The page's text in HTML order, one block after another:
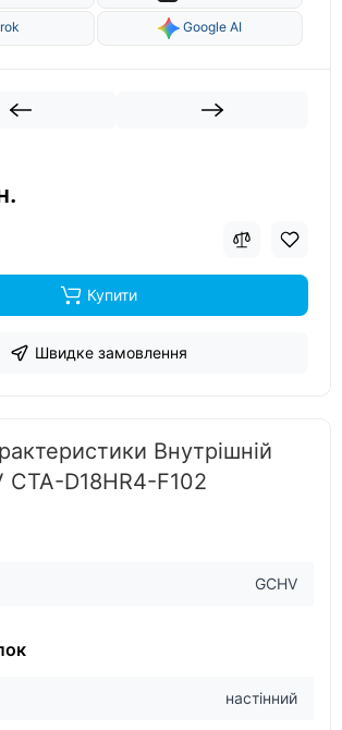
Google AI
Купити
Швидке замовлення
Внутрішній
CTA-D18HR4-F102
GCHV
настінний